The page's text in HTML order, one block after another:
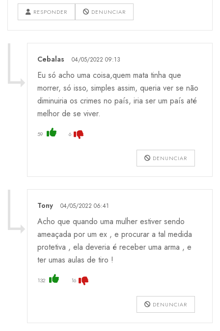
RESPONDER DENUNCIAR
Cebalas 04/05/2022 09:13
Eu só acho uma coisa,quem mata tinha que
morrer, só isso, simples assim, queria ver se não
diminuiria os crimes no país, iria ser um país até
melhor de se viver.
59 6
DENUNCIAR
Tony 04/05/2022 06:41
Acho que quando uma mulher estiver sendo
ameaçada por um ex , e procurar a tal medida
protetiva , ela deveria é receber uma arma , e
ter umas aulas de tiro !
132 16
DENUNCIAR